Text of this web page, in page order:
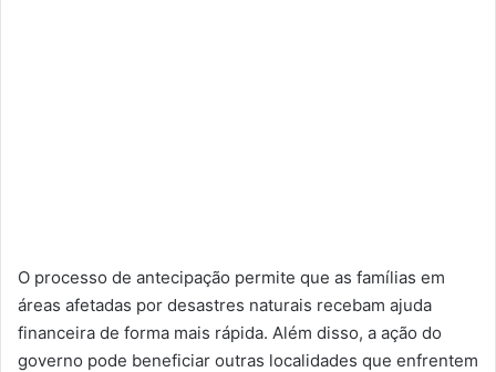
O processo de antecipação permite que as famílias em
áreas afetadas por desastres naturais recebam ajuda
financeira de forma mais rápida. Além disso, a ação do
governo pode beneficiar outras localidades que enfrentem